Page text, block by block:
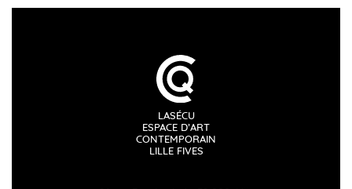
LASÉCU
ESPACE D’ART
CONTEMPORAIN
LILLE FIVES